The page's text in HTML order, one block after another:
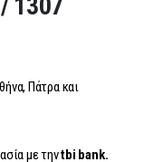
Πάτρα και
με τηνtbi bank.